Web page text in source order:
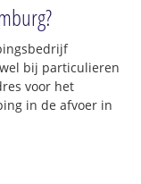
bij particulieren
voor het
in de afvoer in